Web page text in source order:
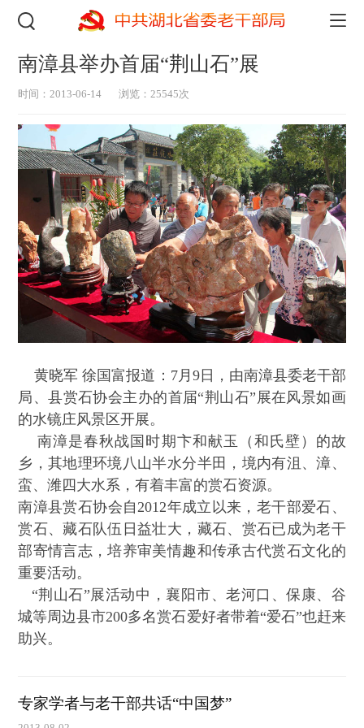
南漳县举办首届“荆山石”展
时间：2013-06-14 浏览：25545次
黄晓军 徐国富报道：7月9日，由南漳县委老干部
局、县赏石协会主办的首届“荆山石”展在风景如画
的水镜庄风景区开展。
南漳是春秋战国时期卞和献玉（和氏壁）的故
乡，其地理环境八山半水分半田，境内有沮、漳、
蛮、潍四大水系，有着丰富的赏石资源。
南漳县赏石协会自2012年成立以来，老干部爱石、
赏石、藏石队伍日益壮大，藏石、赏石已成为老干
部寄情言志，培养审美情趣和传承古代赏石文化的
重要活动。
“荆山石”展活动中，襄阳市、老河口、保康、谷
城等周边县市200多名赏石爱好者带着“爱石”也赶来
助兴。
专家学者与老干部共话“中国梦”